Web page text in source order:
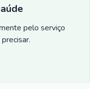
pelo serviço